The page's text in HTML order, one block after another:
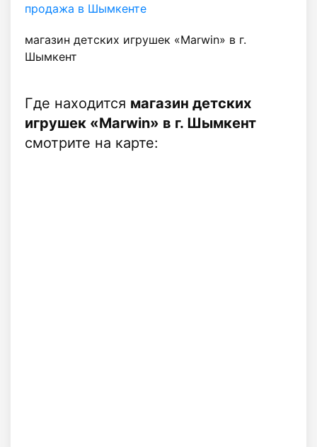
продажа в Шымкенте
магазин детских игрушек «Marwin» в г.
Шымкент
Где находится магазин детских
игрушек «Marwin» в г. Шымкент
смотрите на карте: